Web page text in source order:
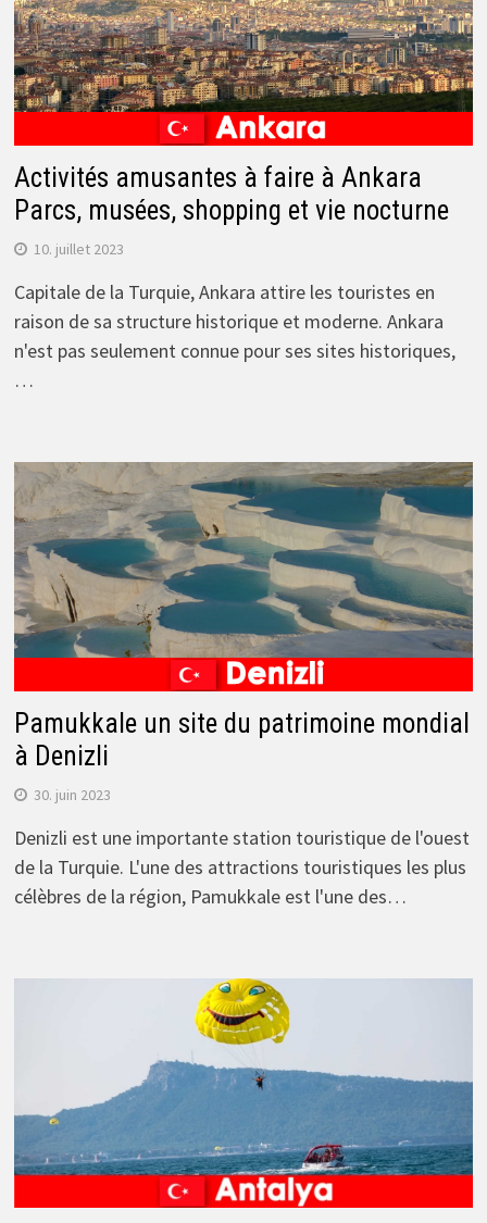
Activités amusantes à faire à Ankara
Parcs, musées, shopping et vie nocturne
10. juillet 2023
Capitale de la Turquie, Ankara attire les touristes en
raison de sa structure historique et moderne. Ankara
n'est pas seulement connue pour ses sites historiques,
…
Pamukkale un site du patrimoine mondial
à Denizli
30. juin 2023
Denizli est une importante station touristique de l'ouest
de la Turquie. L'une des attractions touristiques les plus
célèbres de la région, Pamukkale est l'une des…